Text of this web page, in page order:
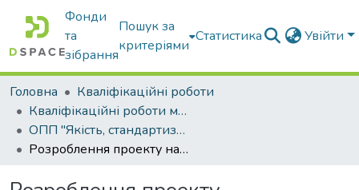
Фонди
та
зібрання
Пошук за
критеріями
Статистика Увійти
Головна
Кваліфікаційні роботи
Кваліфікаційні роботи магістрів
ОПП "Якість, стандартизація та сертифікація"
Розроблення проекту національного стандарту ДСТУ ХХХ-20__ Ювелірні вироби із золота» та обґрунтування стандартизованих показників